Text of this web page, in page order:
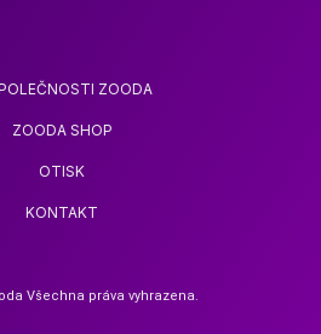
ZOODA
ZOODA SHOP
OTISK
KONTAKT
Všechna práva vyhrazena.